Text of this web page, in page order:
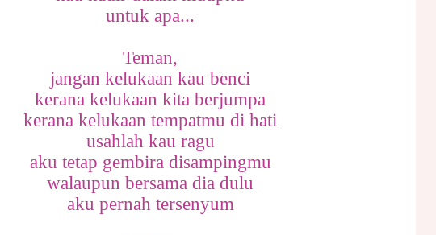
untuk apa...
Teman,
jangan kelukaan kau benci
kerana kelukaan kita berjumpa
kerana kelukaan tempatmu di hati
usahlah kau ragu
aku tetap gembira disampingmu
walaupun bersama dia dulu
aku pernah tersenyum